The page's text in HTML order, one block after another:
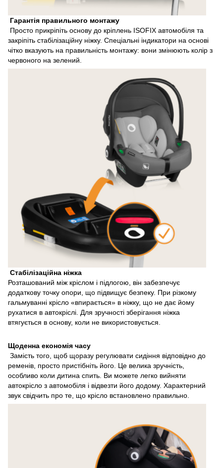
Гарантія правильного монтажу
Просто прикріпіть основу до кріплень ISOFIX автомобіля та
закріпіть стабілізаційну ніжку. Спеціальні індикатори на основі
чітко вказують на правильність монтажу: вони змінюють колір з
червоного на зелений.
Стабілізаційна ніжка
Розташований між кріслом і підлогою, він забезпечує
додаткову точку опори, що підвищує безпеку. При різкому
гальмуванні крісло «впирається» в ніжку, що не дає йому
рухатися в автокріслі. Для зручності зберігання ніжка
втягується в основу, коли не використовується.
Щоденна економія часу
Замість того, щоб щоразу регулювати сидіння відповідно до
ременів, просто пристібніть його. Це велика зручність,
особливо коли дитина спить. Ви можете легко вийняти
автокрісло з автомобіля і відвезти його додому. Характерний
звук свідчить про те, що крісло встановлено правильно.